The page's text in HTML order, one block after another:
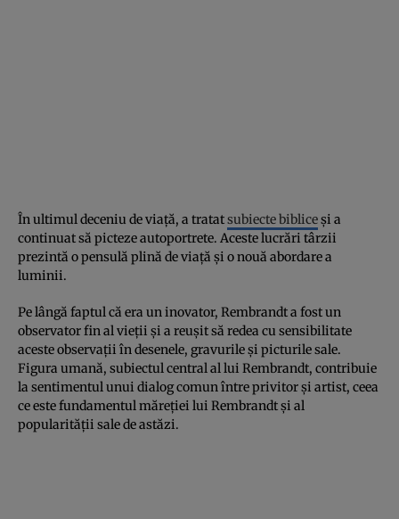
În ultimul deceniu de viață, a tratatsubiecte bibliceși a
continuat să picteze autoportrete. Aceste lucrări târzii
prezintă o pensulă plină de viață și o nouă abordare a
luminii.
Pe lângă faptul că era un inovator, Rembrandt a fost un
observator fin al vieții și a reușit să redea cu sensibilitate
aceste observații în desenele, gravurile și picturile sale.
Figura umană, subiectul central al lui Rembrandt, contribuie
la sentimentul unui dialog comun între privitor și artist, ceea
ce este fundamentul măreției lui Rembrandt și al
popularității sale de astăzi.